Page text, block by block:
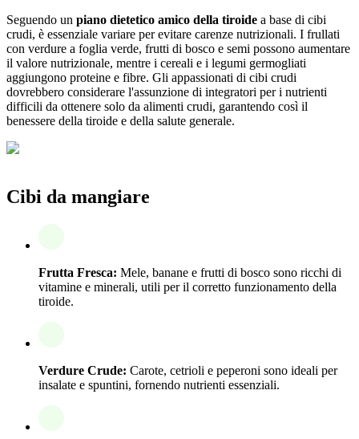
Seguendo un piano dietetico amico della tiroide a base di cibi
crudi, è essenziale variare per evitare carenze nutrizionali. I frullati
con verdure a foglia verde, frutti di bosco e semi possono aumentare
il valore nutrizionale, mentre i cereali e i legumi germogliati
aggiungono proteine e fibre. Gli appassionati di cibi crudi
dovrebbero considerare l'assunzione di integratori per i nutrienti
difficili da ottenere solo da alimenti crudi, garantendo così il
benessere della tiroide e della salute generale.
Cibi da mangiare
Frutta Fresca: Mele, banane e frutti di bosco sono ricchi di
vitamine e minerali, utili per il corretto funzionamento della
tiroide.
Verdure Crude: Carote, cetrioli e peperoni sono ideali per
insalate e spuntini, fornendo nutrienti essenziali.